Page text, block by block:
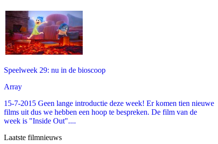
Speelweek 29: nu in de bioscoop
Array
15-7-2015 Geen lange introductie deze week! Er komen tien nieuwe
films uit dus we hebben een hoop te bespreken. De film van de
week is "Inside Out"....
Laatste filmnieuws